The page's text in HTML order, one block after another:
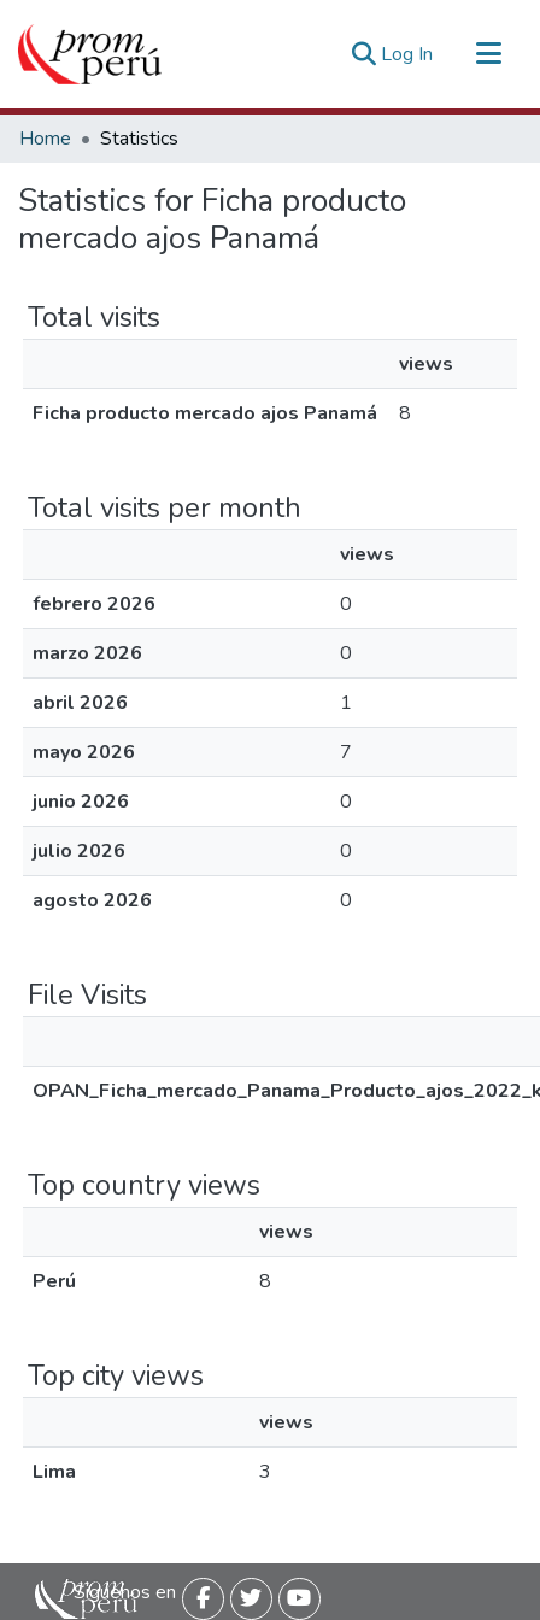
Log In (current)
Communities & Collections
Estadísticas Externas
Home Statistics
Statistics for Ficha producto
mercado ajos Panamá
Total visits
views
Ficha producto mercado ajos Panamá
8
Total visits per month
views
febrero 2026
0
marzo 2026
0
abril 2026
1
mayo 2026
7
junio 2026
0
julio 2026
0
agosto 2026
0
File Visits
Top country views
views
Perú
8
Top city views
views
Lima
3
Siguenos en